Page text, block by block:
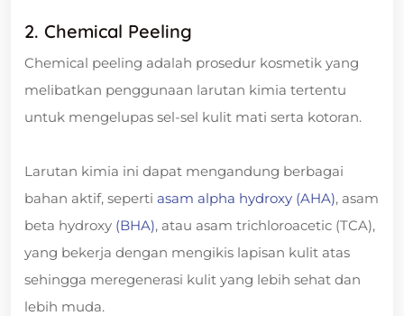
2. Chemical Peeling
Chemical peeling adalah prosedur kosmetik yang
melibatkan penggunaan larutan kimia tertentu
untuk mengelupas sel-sel kulit mati serta kotoran.
Larutan kimia ini dapat mengandung berbagai
bahan aktif, seperti asam alpha hydroxy (AHA), asam
beta hydroxy (BHA), atau asam trichloroacetic (TCA),
yang bekerja dengan mengikis lapisan kulit atas
sehingga meregenerasi kulit yang lebih sehat dan
lebih muda.